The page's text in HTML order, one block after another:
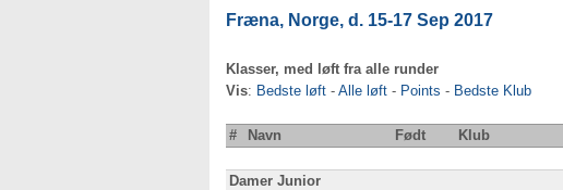
Fræna, Norge, d. 15-17 Sep 2017
Klasser, med løft fra alle runder
Vis: Bedste løft - Alle løft - Points - Bedste Klub
# Navn Født Klub
Damer Junior